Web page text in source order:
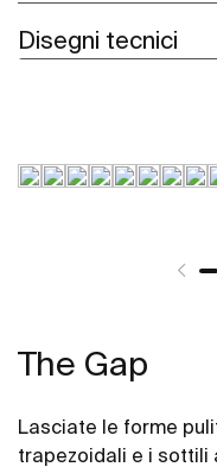
Disegni tecnici
The Gap
Lasciate le forme
trapezoidali e i sottili